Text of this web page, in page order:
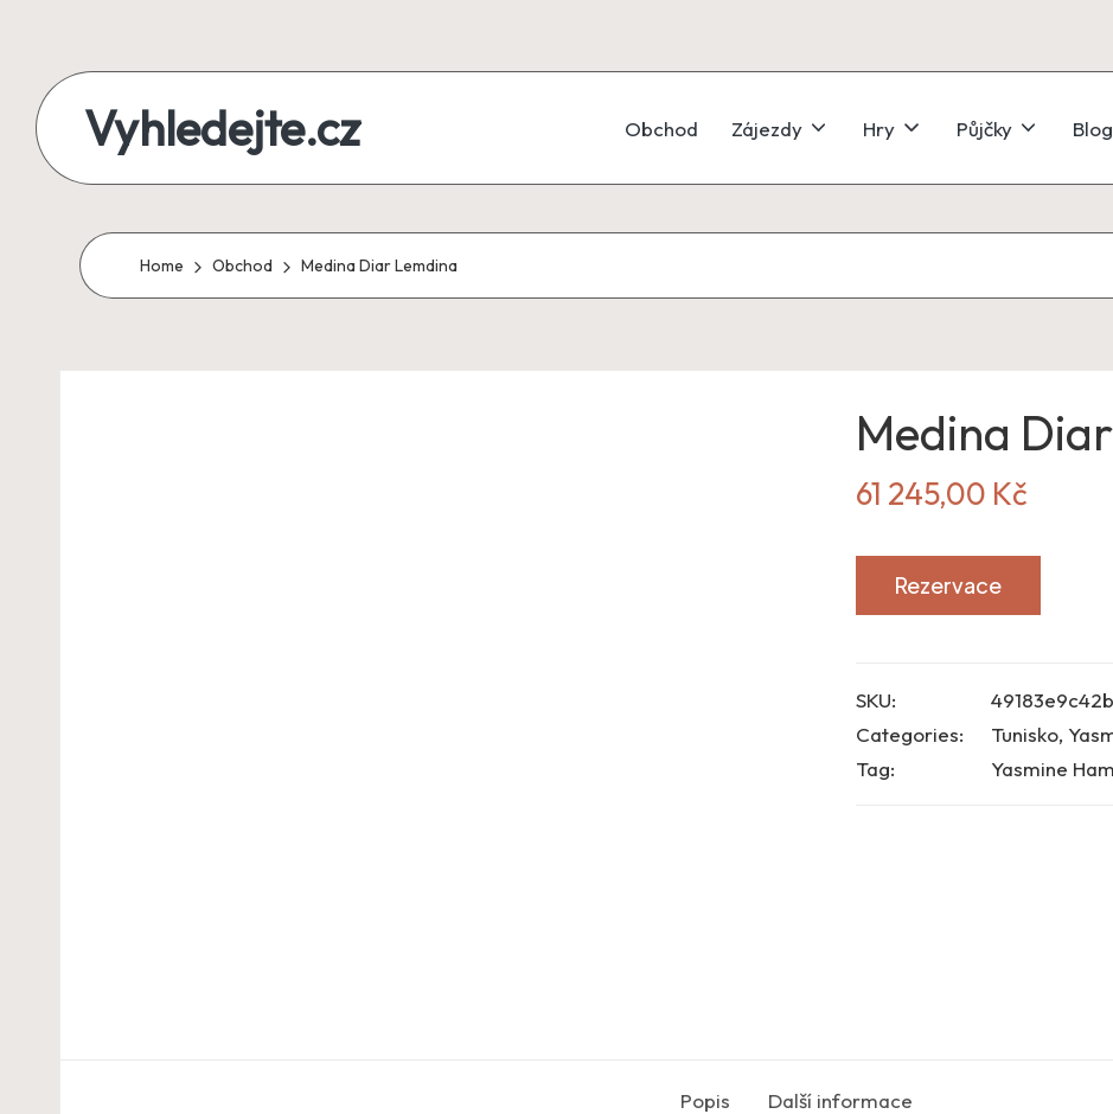
content
Vyhledejte.cz
produkty
i
Obchod Zájezdy Hry Půjčky Blog
Home Obchod Medina Diar Lemdina
Medina
61 245,00 Kč
Rezervace
SKU:
Categories:
Tunisko,
Tag:
Yasmine
Popis Další informace